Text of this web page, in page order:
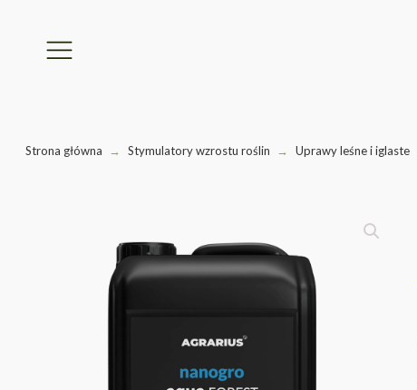
Strona główna → Stymulatory wzrostu roślin → Uprawy leśne i iglaste